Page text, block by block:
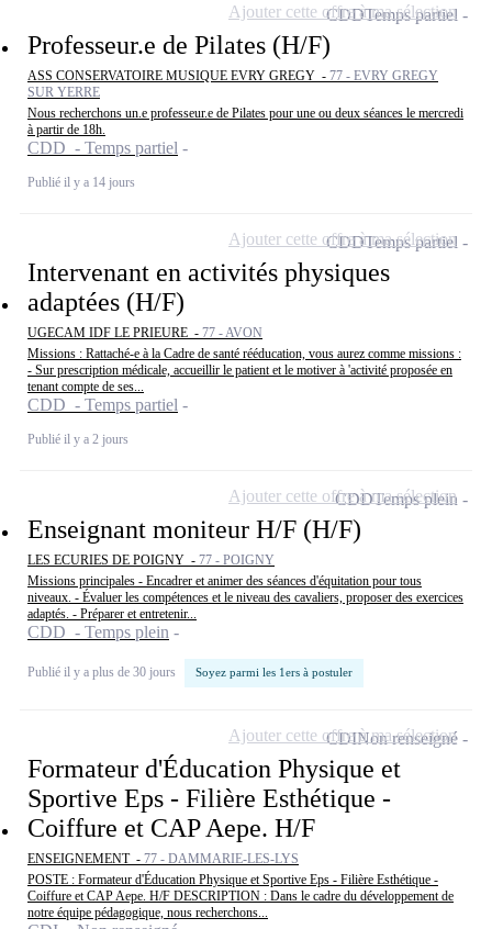
Professeur.e de Pilates (H/F)
ASS CONSERVATOIRE MUSIQUE EVRY GREGY - 77 - EVRY GREGY
SUR YERRE
Nous recherchons un.e professeur.e de Pilates pour une ou deux séances le mercredi
à partir de 18h.
CDD - Temps partiel
Publié il y a 14 jours
CDDTemps partiel
Ajouter cette offre à ma sélection
Intervenant en activités physiques
adaptées (H/F)
UGECAM IDF LE PRIEURE - 77 - AVON
Missions : Rattaché-e à la Cadre de santé rééducation, vous aurez comme missions :
- Sur prescription médicale, accueillir le patient et le motiver à 'activité proposée en
tenant compte de ses...
CDD - Temps partiel
Publié il y a 2 jours
CDDTemps partiel
Ajouter cette offre à ma sélection
Enseignant moniteur H/F (H/F)
LES ECURIES DE POIGNY - 77 - POIGNY
Missions principales - Encadrer et animer des séances d'équitation pour tous
niveaux. - Évaluer les compétences et le niveau des cavaliers, proposer des exercices
adaptés. - Préparer et entretenir...
CDD - Temps plein
Publié il y a plus de 30 jours Soyez parmi les 1ers à postuler
CDDTemps plein
Ajouter cette offre à ma sélection
Formateur d'Éducation Physique et
Sportive Eps - Filière Esthétique -
Coiffure et CAP Aepe. H/F
ENSEIGNEMENT - 77 - DAMMARIE-LES-LYS
POSTE : Formateur d'Éducation Physique et Sportive Eps - Filière Esthétique -
Coiffure et CAP Aepe. H/F DESCRIPTION : Dans le cadre du développement de
notre équipe pédagogique, nous recherchons...
CDINon renseigné
Ajouter cette offre à ma sélection